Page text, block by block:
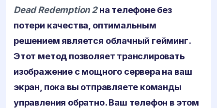
Dead Redemption 2на телефоне без
потери качества, оптимальным
решением является облачный гейминг.
Этот метод позволяет транслировать
изображение с мощного сервера на ваш
экран, пока вы отправляете команды
управления обратно. Ваш телефон в этом